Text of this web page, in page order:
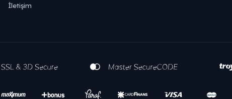
İletişim